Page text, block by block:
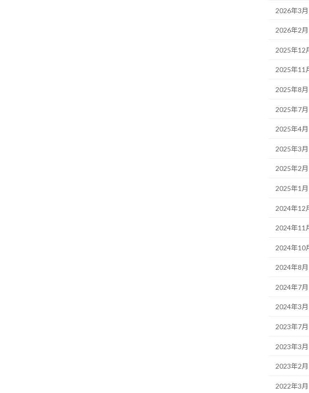
2026年3月
2026年2月
2025年12
2025年11
2025年8月
2025年7月
2025年4月
2025年3月
2025年2月
2025年1月
2024年12
2024年11
2024年10
2024年8月
2024年7月
2024年3月
2023年7月
2023年3月
2023年2月
2022年3月